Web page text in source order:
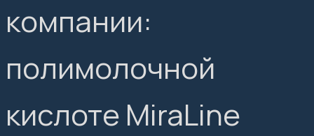
компании:
полимолочной
кислоте MiraLine